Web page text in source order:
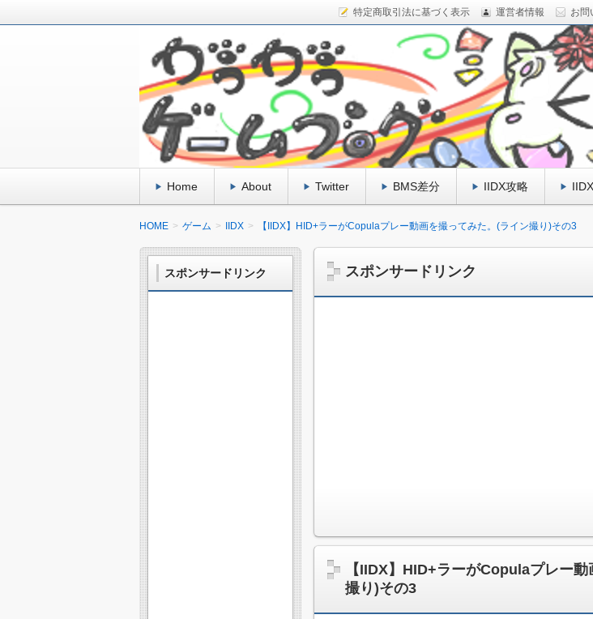
特定商取引法に基づく表示 運営者情報 お問
がうがうゲームブログミ＞ω＜＊彡♪
「BeatmaniaIIDX」の攻略を行ったり。 管理人が面白いと思ったゲーム情報や
などのまとめ、 私事の日記、もふもふしたケモノのイラストなど、幅広く雑食
ます。
Home About Twitter BMS差分 IIDX攻略
HOME ゲーム IIDX 【IIDX】HID+ラーがCopulaプレー動画を撮ってみた。(ライン撮り)その3
スポンサードリンク
【IIDX】HID+ラーがCopulaプレー
撮り)その3
スポンサードリンク